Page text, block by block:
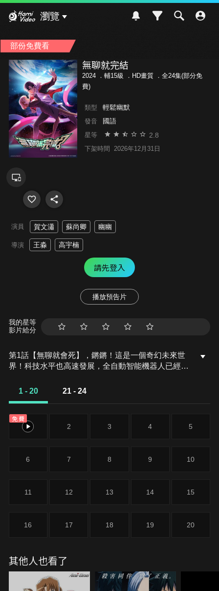
瀏覽
部份免費看
無聊就完結
2024 ． 輔15級
．HD畫質 ．全24集(部分免
費)
類型 輕鬆幽默
發音 國語
星等 2.8
下架時間 2026年12月31日
演員 賀文瀟 蘇尚卿 幽幽
導演 王淼 高宇楠
請先登入
播放預告片
我的星等
影片給分
第1話【無聊就會死】，鏘鏘！這是一個奇幻未來世
界！科技水平也高速發展，全自動智能機器人已經更
超能力英雄上天入地，成為普通地星人的偶像。城市
1 - 20 21 - 24
免費
1 2 3 4 5
6 7 8 9 10
11 12 13 14 15
16 17 18 19 20
其他人也看了